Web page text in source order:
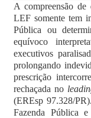
A compreensão
LEF somente tem
Pública ou
equívoco
executivos
prolongando
prescrição
rechaçada no
(EREsp 97.328/
Fazenda Pública